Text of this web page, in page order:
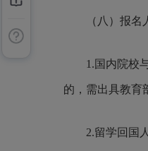
（八）报
1.国内院校
的，需出具教育
2.留学回国